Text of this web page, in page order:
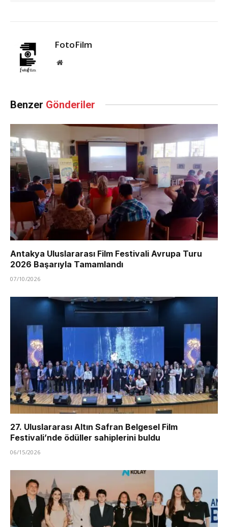
FotoFilm
Website
Benzer Gönderiler
Antakya Uluslararası Film Festivali Avrupa Turu
2026 Başarıyla Tamamlandı
07/10/2026
27. Uluslararası Altın Safran Belgesel Film
Festivali’nde ödüller sahiplerini buldu
06/15/2026